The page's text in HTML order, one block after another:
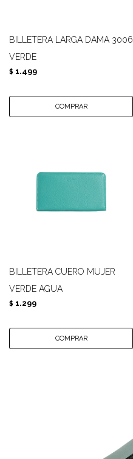
BILLETERA LARGA DAMA 3006
VERDE
$ 1.499
BILLETERA CUERO MUJER
VERDE AGUA
$ 1.299